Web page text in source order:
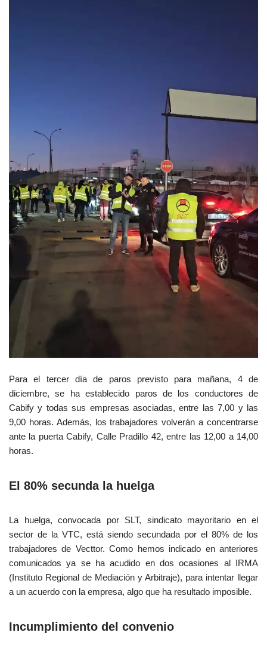
Para el tercer día de paros previsto para mañana, 4 de
diciembre, se ha establecido paros de los conductores de
Cabify y todas sus empresas asociadas, entre las 7,00 y las
9,00 horas. Además, los trabajadores volverán a concentrarse
ante la puerta Cabify, Calle Pradillo 42, entre las 12,00 a 14,00
horas.
El 80% secunda la huelga
La huelga, convocada por SLT, sindicato mayoritario en el
sector de la VTC, está siendo secundada por el 80% de los
trabajadores de Vecttor. Como hemos indicado en anteriores
comunicados ya se ha acudido en dos ocasiones al IRMA
(Instituto Regional de Mediación y Arbitraje), para intentar llegar
a un acuerdo con la empresa, algo que ha resultado imposible.
Incumplimiento del convenio